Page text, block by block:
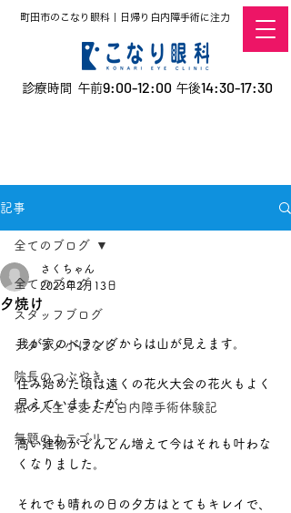
町田市のこなり眼科｜日帰り白内障手術に注力
診療時間 午前9:00-12:00 午後14:30-17:30
記事
全てのブログ
スタッフブログ
デタラメ小ばなし
院長のつぶやき
私の人生を変えた白内障手術体験記
無題のカテゴリー
全てのブログ
夕焼け
さくちゃん
2023年2月13日
我が家のベランダからは山が見えます。
住み始めた頃は遠くの花火大会の花火もよく
見えていましたが、
高い建物がどんどん増えて今はそれも叶わな
くなりました。
それでも晴れの日の夕方はとてもキレイで、